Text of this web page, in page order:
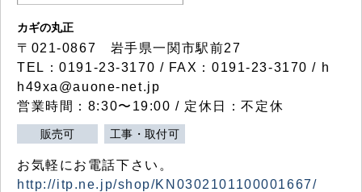
カギの丸正
〒021-0867 岩手県一関市駅前27
TEL：0191-23-3170 / FAX：0191-23-3170 / h
h49xa@auone-net.jp
営業時間：8:30〜19:00 / 定休日：不定休
販売可 工事・取付可
お気軽にお電話下さい。
http://itp.ne.jp/shop/KN0302101100001667/